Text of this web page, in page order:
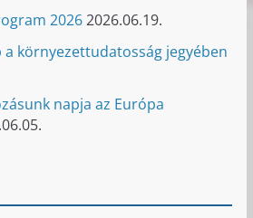
20262026.06.19.
környezettudatosság jegyében
napja az Európa